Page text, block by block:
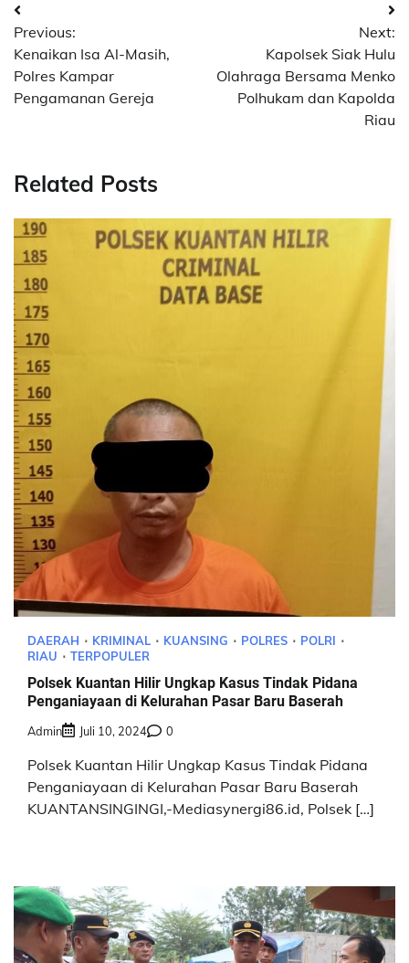
Navigasi
pos
Previous:
Kenaikan Isa Al-Masih,
Polres Kampar
Pengamanan Gereja
Next:
Kapolsek Siak Hulu
Olahraga Bersama Menko
Polhukam dan Kapolda
Riau
Related Posts
DAERAH KRIMINAL KUANSING POLRES
POLRI
RIAU
TERPOPULER
Polsek Kuantan Hilir Ungkap Kasus Tindak Pidana
Penganiayaan di Kelurahan Pasar Baru Baserah
Admin Juli 10, 2024 0
Polsek Kuantan Hilir Ungkap Kasus Tindak Pidana
Penganiayaan di Kelurahan Pasar Baru Baserah
KUANTANSINGINGI,-Mediasynergi86.id, Polsek […]